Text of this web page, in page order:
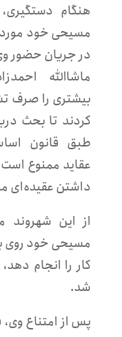
هنگام
مسیحی خود
در جریان حضور
ماشاالله
بیشتری را صرف
کردند تا بحث
طبق قانون
عقاید ممنوع
داشتن عقیده‌ای
از این
مسیحی خود روی
کار را انجام
شد.
پس از امتناع